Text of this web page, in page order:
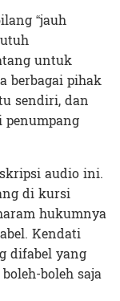
“jauh
untuk
berbagai pihak
sendiri, dan
penumpang
audio ini.
di kursi
hukumnya
Kendati
difabel yang
boleh saja